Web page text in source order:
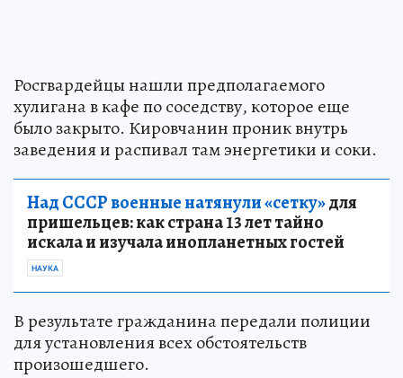
Росгвардейцы нашли предполагаемого
хулигана в кафе по соседству, которое еще
было закрыто. Кировчанин проник внутрь
заведения и распивал там энергетики и соки.
Над СССР военные натянули «сетку»для
пришельцев: как страна 13 лет тайно
искала и изучала инопланетных гостей
НАУКА
В результате гражданина передали полиции
для установления всех обстоятельств
произошедшего.